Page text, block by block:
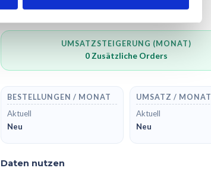
UMSATZSTEIGERUNG (MONAT)
0 Zusätzliche Orders
BESTELLUNGEN / MONAT
Aktuell
Neu
UMSATZ / MONAT
Aktuell
Neu
Daten nutzen